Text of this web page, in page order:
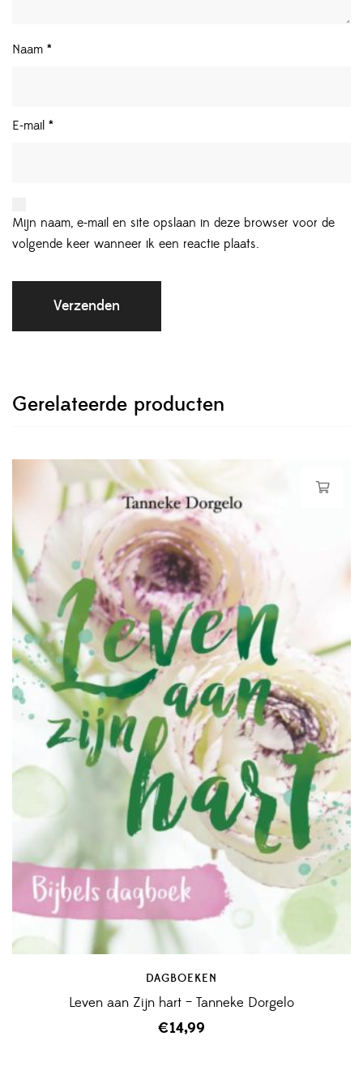
Naam *
E-mail *
Mijn naam, e-mail en site opslaan in deze browser voor de
volgende keer wanneer ik een reactie plaats.
Gerelateerde producten
DAGBOEKEN
Leven aan Zijn hart – Tanneke Dorgelo
€14,99